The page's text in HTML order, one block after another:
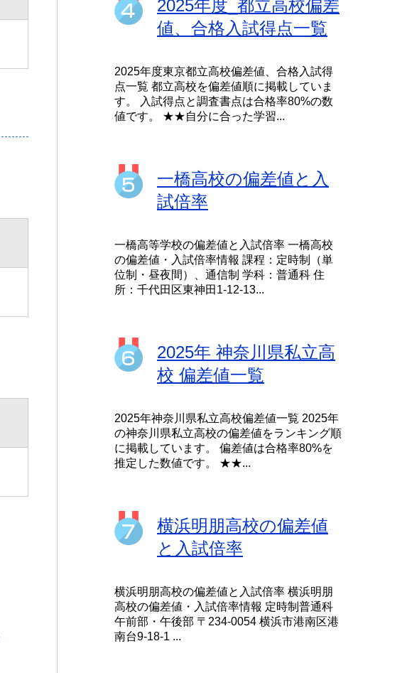
2025年度_都立高校偏差
値、合格入試得点一覧
2025年度東京都立高校偏差値、合格入試得
点一覧 都立高校を偏差値順に掲載していま
す。 入試得点と調査書点は合格率80%の数
値です。 ★★自分に合った学習...
一橋高校の偏差値と入
試倍率
一橋高等学校の偏差値と入試倍率 一橋高校
の偏差値・入試倍率情報 課程：定時制（単
位制・昼夜間）、通信制 学科：普通科 住
所：千代田区東神田1-12-13...
2025年 神奈川県私立高
校 偏差値一覧
2025年神奈川県私立高校偏差値一覧 2025年
の神奈川県私立高校の偏差値をランキング順
に掲載しています。 偏差値は合格率80%を
推定した数値です。 ★★...
横浜明朋高校の偏差値
と入試倍率
横浜明朋高校の偏差値と入試倍率 横浜明朋
高校の偏差値・入試倍率情報 定時制普通科
午前部・午後部 〒234-0054 横浜市港南区港
南台9-18-1 ...